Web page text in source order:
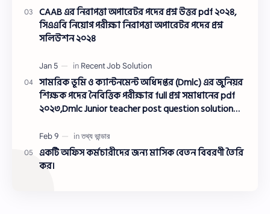
CAAB এর নিরাপত্তা অপারেটর পদের প্রশ্ন উত্তর pdf ২০২৪,
সিএএবি নিয়োগ পরীক্ষা নিরাপত্তা অপারেটর পদের প্রশ্ন
সলিউশন ২০২৪
সামরিক ভূমি ও ক্যান্টনমেন্ট অধিদপ্তর (Dmlc) এর জুনিয়র
শিক্ষক পদের নৈবিত্তিক পরীক্ষার full প্রশ্ন সমাধানের pdf
২০২৩,Dmlc Junior teacher post question solution
সমাধান ২০২৩
একটি অফিস কর্মচারীদের জন্য মাসিক বেতন বিবরণী তৈরি
কর।